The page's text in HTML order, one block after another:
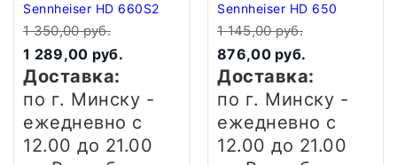
Sennheiser HD 660S2
1 350,00 руб.
1 289,00 руб.
Доставка:
по г. Минску -
ежедневно с
12.00 до 21.00
Sennheiser HD 650
1 145,00 руб.
876,00 руб.
Доставка:
по г. Минску -
ежедневно с
12.00 до 21.00